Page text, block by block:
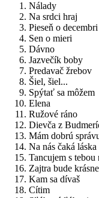
Nálady
Na srdci hraj
Pieseň o decembri
Sen o mieri
Dávno
Jazvečík boby
Predavač žrebov
Šiel, šiel...
Spýtať sa môžem
Elena
Ružové ráno
Dievča z
Mám dobrú
Na nás čaká láska
Tancujem s tebou
Zajtra bude krásne
Kam sa dívaš
Cítim